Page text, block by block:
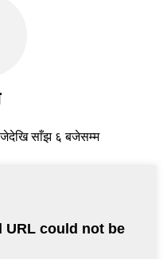
साँझ ६ बजेसम्म